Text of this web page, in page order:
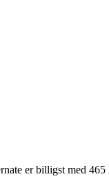
er billigst med